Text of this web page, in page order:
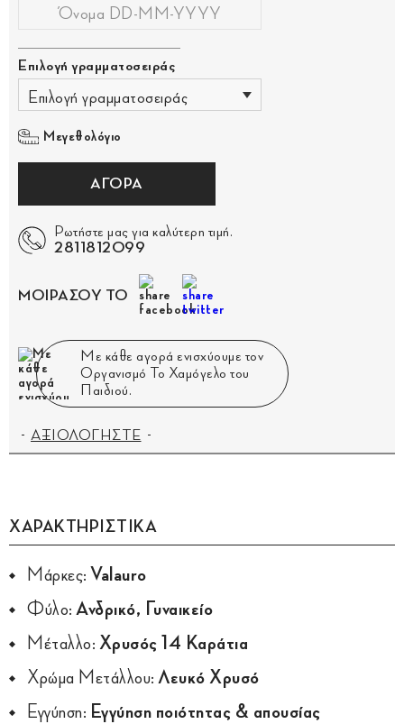
Επιλογή γραμματοσειράς
Επιλογή γραμματοσειράς
Μεγεθολόγιο
ΑΓΟΡΑ
Ρωτήστε μας για καλύτερη τιμή.
2811812099
ΜΟΙΡΑΣΟΥ ΤΟ
Με κάθε αγορά ενισχύουμε τον
Οργανισμό Το Χαμόγελο του
Παιδιού.
ΑΞΙΟΛΟΓΗΣΤΕ
ΧΑΡΑΚΤΗΡΙΣΤΙΚΑ
Μάρκες: Valauro
Φύλο: Ανδρικό, Γυναικείο
Μέταλλο: Χρυσός 14 Καράτια
Χρώμα Μετάλλου: Λευκό Χρυσό
Εγγύηση: Εγγύηση ποιότητας & απουσίας